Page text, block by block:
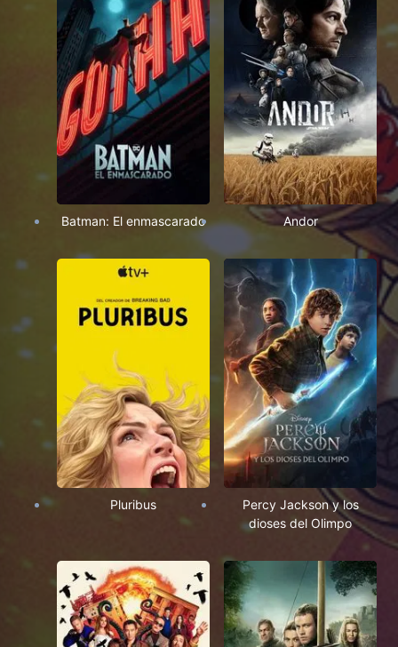
Batman: El enmascarado Andor
Pluribus
Percy Jackson y los
dioses del Olimpo